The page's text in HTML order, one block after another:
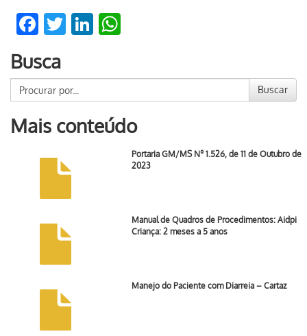
Facebook
TwitterLinkedIn
Busca
Buscar
Mais conteúdo
Portaria GM/MS Nº 1.526, de 11 de Outubro de
2023
Manual de Quadros de Procedimentos: Aidpi
Criança: 2 meses a 5 anos
Manejo do Paciente com Diarreia – Cartaz